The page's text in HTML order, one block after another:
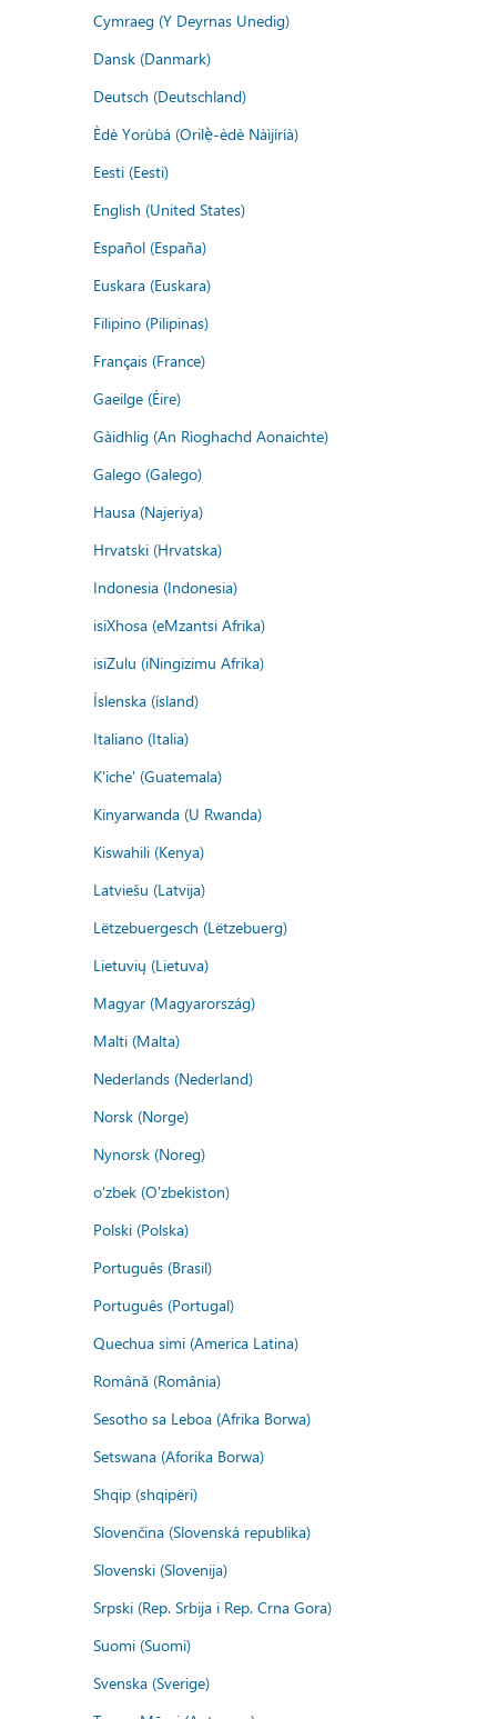
Cymraeg (Y Deyrnas Unedig)
Dansk (Danmark)
Deutsch (Deutschland)
Èdè Yorùbá (Orilẹ̀-èdè Nàìjíríà)
Eesti (Eesti)
English (United States)
Español (España)
Euskara (Euskara)
Filipino (Pilipinas)
Français (France)
Gaeilge (Éire)
Gàidhlig (An Rìoghachd Aonaichte)
Galego (Galego)
Hausa (Najeriya)
Hrvatski (Hrvatska)
Indonesia (Indonesia)
isiXhosa (eMzantsi Afrika)
isiZulu (iNingizimu Afrika)
Íslenska (ísland)
Italiano (Italia)
K'iche' (Guatemala)
Kinyarwanda (U Rwanda)
Kiswahili (Kenya)
Latviešu (Latvija)
Lëtzebuergesch (Lëtzebuerg)
Lietuvių (Lietuva)
Magyar (Magyarország)
Malti (Malta)
Nederlands (Nederland)
Norsk (Norge)
Nynorsk (Noreg)
o'zbek (O'zbekiston)
Polski (Polska)
Português (Brasil)
Português (Portugal)
Quechua simi (America Latina)
Română (România)
Sesotho sa Leboa (Afrika Borwa)
Setswana (Aforika Borwa)
Shqip (shqipëri)
Slovenčina (Slovenská republika)
Slovenski (Slovenija)
Srpski (Rep. Srbija i Rep. Crna Gora)
Suomi (Suomi)
Svenska (Sverige)